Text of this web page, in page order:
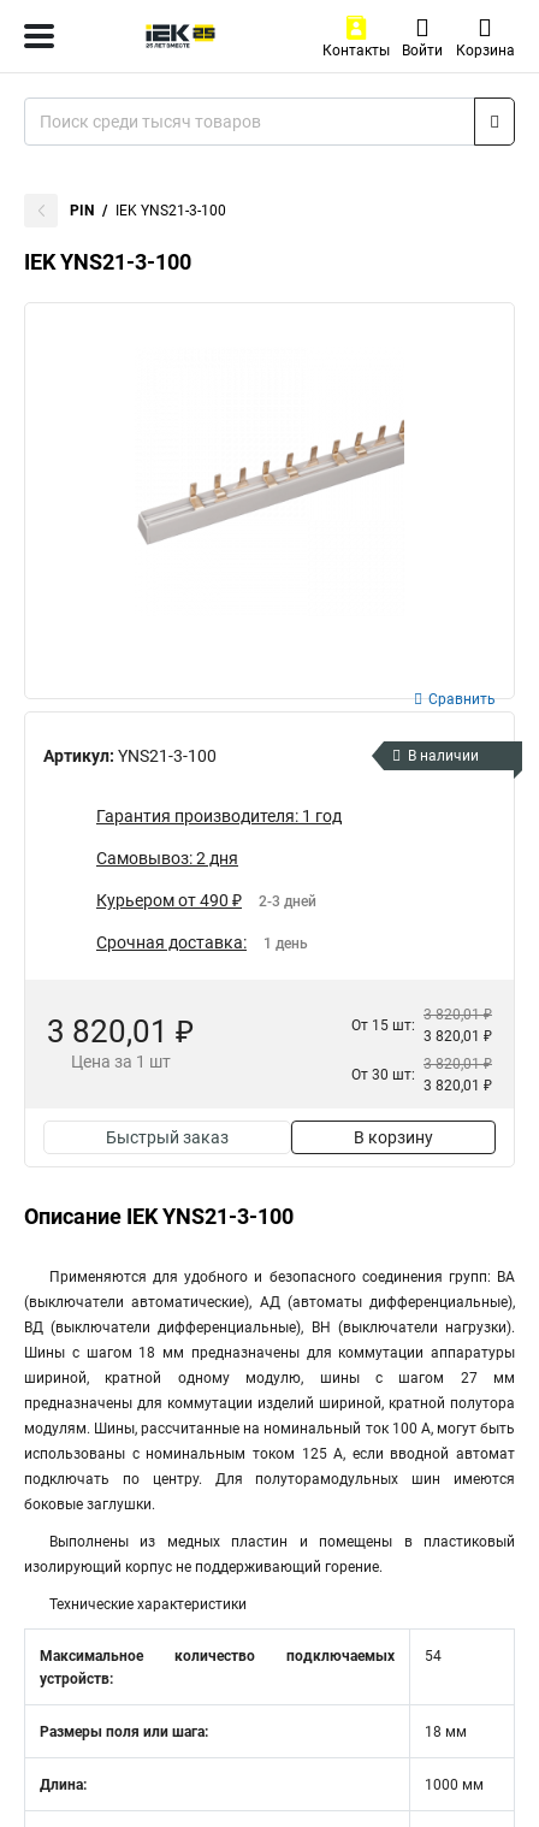
Контакты Войти Корзина
PIN IEK YNS21-3-100
IEK YNS21-3-100
Артикул: YNS21-3-100
Сравнить
В наличии
Гарантия производителя: 1 год
Самовывоз: 2 дня
Курьером от 490 ₽ 2-3 дней
Срочная доставка: 1 день
3 820,01 ₽
Цена за 1 шт
От 15 шт:
3 820,01 ₽
3 820,01 ₽
От 30 шт:
3 820,01 ₽
3 820,01 ₽
Быстрый заказ В корзину
Описание IEK YNS21-3-100
Применяются для удобного и безопасного соединения групп: ВА
(выключатели автоматические), АД (автоматы дифференциальные),
ВД (выключатели дифференциальные), ВН (выключатели нагрузки).
Шины с шагом 18 мм предназначены для коммутации аппаратуры
шириной, кратной одному модулю, шины с шагом 27 мм
предназначены для коммутации изделий шириной, кратной полутора
модулям. Шины, рассчитанные на номинальный ток 100 А, могут быть
использованы с номинальным током 125 А, если вводной автомат
подключать по центру. Для полуторамодульных шин имеются
боковые заглушки.
Выполнены из медных пластин и помещены в пластиковый
изолирующий корпус не поддерживающий горение.
Технические характеристики
Максимальное количество подключаемых
устройств:
54
Размеры поля или шага: 18 мм
Длина: 1000 мм